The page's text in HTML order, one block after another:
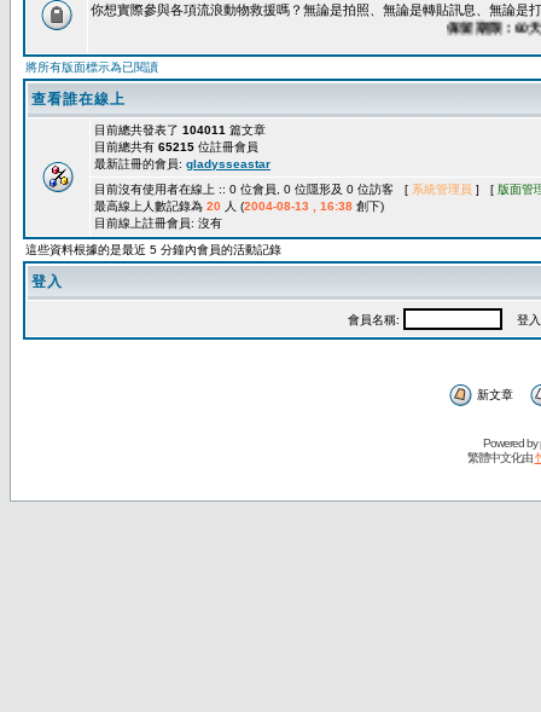
你想實際參與各項流浪動物救援嗎？無論是拍照、無論是轉貼訊息、無論是
保留期限：60天後
將所有版面標示為已閱讀
查看誰在線上
目前總共發表了 104011 篇文章
目前總共有 65215 位註冊會員
最新註冊的會員: gladysseastar
目前沒有使用者在線上 :: 0 位會員, 0 位隱形及 0 位訪客 [ 系統管理員 ] [ 版面管
最高線上人數記錄為 20 人 (2004-08-13 , 16:38 創下)
目前線上註冊會員: 沒有
這些資料根據的是最近 5 分鐘內會員的活動記錄
登入
會員名稱: 登入
新文章
Powered by
繁體中文化由